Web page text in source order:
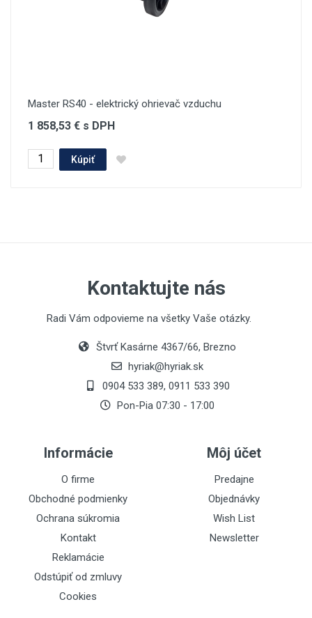
Master RS40 - elektrický ohrievač vzduchu
1 858,53 € s DPH
Kúpiť
Kontaktujte nás
Radi Vám odpovieme na všetky Vaše otázky.
Štvrť Kasárne 4367/66, Brezno
hyriak@hyriak.sk
0904 533 389, 0911 533 390
Pon-Pia 07:30 - 17:00
Informácie
O firme
Obchodné podmienky
Ochrana súkromia
Kontakt
Reklamácie
Odstúpiť od zmluvy
Cookies
Môj účet
Predajne
Objednávky
Wish List
Newsletter